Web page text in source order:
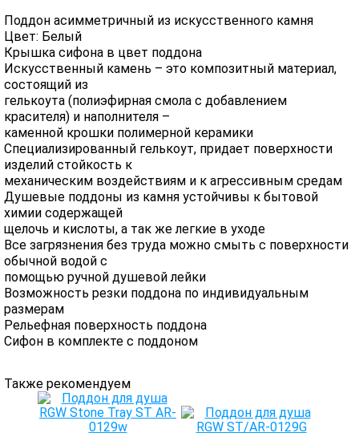
Поддон асимметричный из искусственного камня
Цвет: Белый
Крышка сифона в цвет поддона
Искусственный камень – это композитный материал,
состоящий из
гелькоута (полиэфирная смола с добавлением
красителя) и наполнителя –
каменной крошки полимерной керамики
Специализированный гелькоут, придает поверхности
изделий стойкость к
механическим воздействиям и к агрессивным средам
Душевые поддоны из камня устойчивы к бытовой
химии содержащей
щелочь и кислоты, а так же легкие в уходе
Все загрязнения без труда можно смыть с поверхности
обычной водой с
помощью ручной душевой лейки
Возможность резки поддона по индивидуальным
размерам
Рельефная поверхность поддона
Сифон в комплекте с поддоном
Также рекомендуем